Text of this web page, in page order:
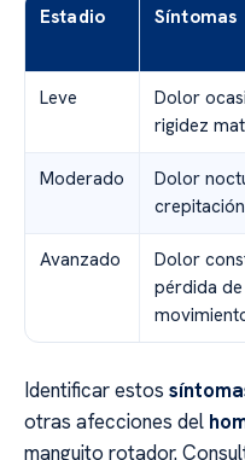
Estadio Síntomas
Leve
Dolor
rigidez
Moderado
Dolor
Avanzado
Dolor
pérdida de
Identificar estos
otras afecciones del
manguito rotador.